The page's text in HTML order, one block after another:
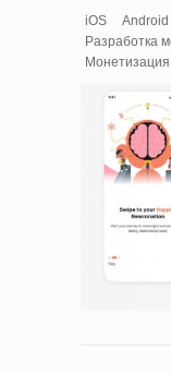
iOS
Android
Разработка